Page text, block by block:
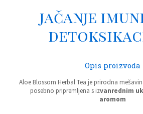
jačanje
Opis proizvoda
Aloe Blossom Herbal Tea je prirodna
posebno pripremljena s izvanrednim
aromom